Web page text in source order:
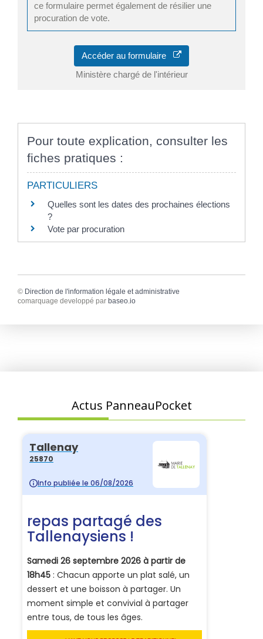
ce formulaire permet également de résilier une
procuration de vote.
Accéder au formulaire
Ministère chargé de l'intérieur
Pour toute explication, consulter les
fiches pratiques :
PARTICULIERS
Quelles sont les dates des prochaines élections
?
Vote par procuration
© Direction de l'information légale et administrative
comarquage developpé par baseo.io
Actus PanneauPocket